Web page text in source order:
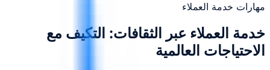
مهارات خدمة العملاء
خدمة العملاء عبر الثقافات: التكيف مع
الاحتياجات العالمية